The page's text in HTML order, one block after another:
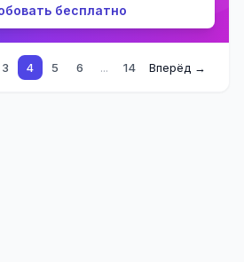
бесплатно
3 4 5 6 ... 14 Вперёд →